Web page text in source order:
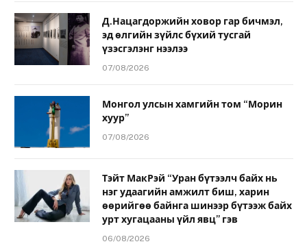
Д.Нацагдоржийн ховор гар бичмэл,
эд өлгийн зүйлс бүхий тусгай
үзэсгэлэнг нээлээ
07/08/2026
Монгол улсын хамгийн том “Морин
хуур”
07/08/2026
Тэйт МакРэй “Уран бүтээлч байх нь
нэг удаагийн амжилт биш, харин
өөрийгөө байнга шинээр бүтээж байх
урт хугацааны үйл явц” гэв
06/08/2026